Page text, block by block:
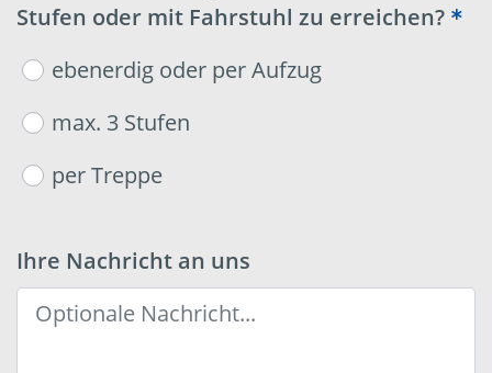
Stufen oder mit Fahrstuhl zu erreichen?
ebenerdig oder per Aufzug
max. 3 Stufen
per Treppe
Ihre Nachricht an uns